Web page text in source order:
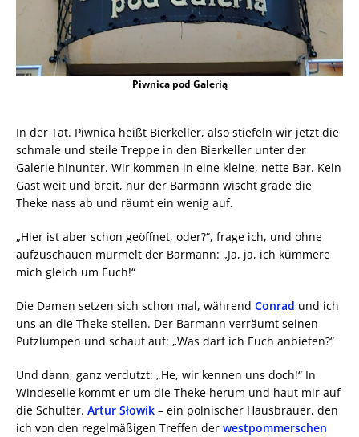
Piwnica pod Galerią
In der Tat. Piwnica heißt Bierkeller, also stiefeln wir jetzt die
schmale und steile Treppe in den Bierkeller unter der
Galerie hinunter. Wir kommen in eine kleine, nette Bar. Kein
Gast weit und breit, nur der Barmann wischt grade die
Theke nass ab und räumt ein wenig auf.
„Hier ist aber schon geöffnet, oder?“, frage ich, und ohne
aufzuschauen murmelt der Barmann: „Ja, ja, ich kümmere
mich gleich um Euch!“
Die Damen setzen sich schon mal, während Conrad und ich
uns an die Theke stellen. Der Barmann verräumt seinen
Putzlumpen und schaut auf: „Was darf ich Euch anbieten?“
Und dann, ganz verdutzt: „He, wir kennen uns doch!“ In
Windeseile kommt er um die Theke herum und haut mir auf
die Schulter. Artur Słowik – ein polnischer Hausbrauer, den
ich von den regelmäßigen Treffen der westpommerschen